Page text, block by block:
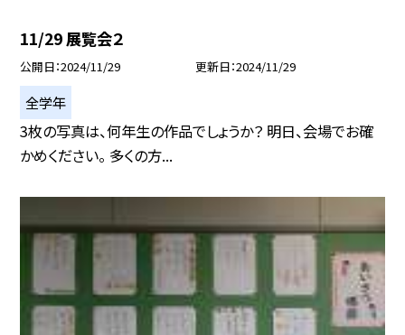
11/29 展覧会２
公開日 2024/11/29 更新日 2024/11/29
全学年
3枚の写真は、何年生の作品でしょうか？ 明日、会場でお確
かめください。 多くの方...